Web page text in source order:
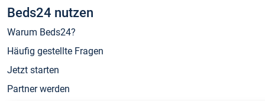
Beds24 nutzen
Warum Beds24?
Häufig gestellte Fragen
Jetzt starten
Partner werden